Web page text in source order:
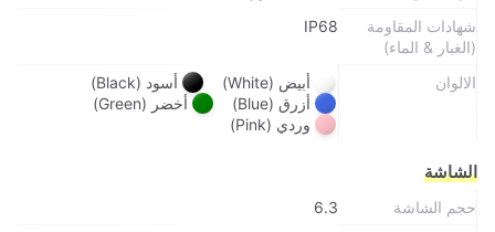
شهادات المقاومة
(الغبار & الماء)
IP68
الالوان أبيض (White)
أسود (Black)
أزرق (Blue)
أخضر (Green)
وردي (Pink)
الشاشة
حجم الشاشة
6.3